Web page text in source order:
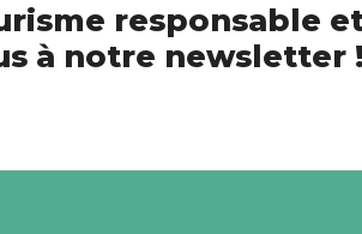
responsable
à notre newsletter !